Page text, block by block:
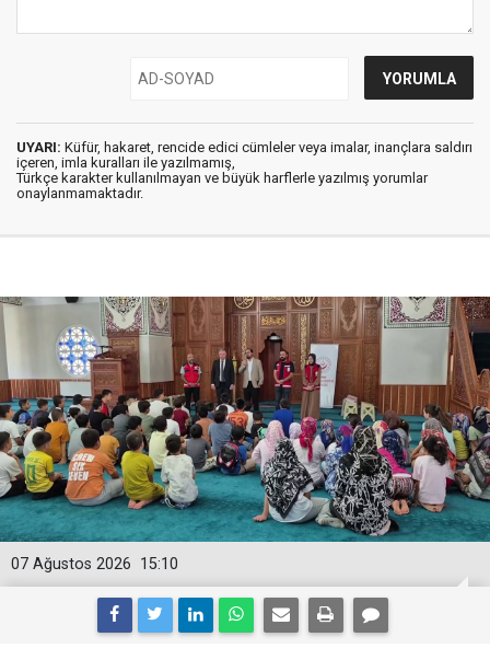
UYARI: Küfür, hakaret, rencide edici cümleler veya imalar, inançlara saldırı
içeren, imla kuralları ile yazılmamış,
Türkçe karakter kullanılmayan ve büyük harflerle yazılmış yorumlar
onaylanmamaktadır.
15:10
07 Ağustos 2026